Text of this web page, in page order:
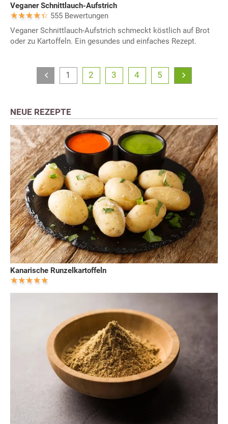
Veganer Schnittlauch-Aufstrich
555 Bewertungen
Veganer Schnittlauch-Aufstrich schmeckt köstlich auf Brot
oder zu Kartoffeln. Ein gesundes und einfaches Rezept.
1 2 3 4 5
NEUE REZEPTE
Kanarische Runzelkartoffeln